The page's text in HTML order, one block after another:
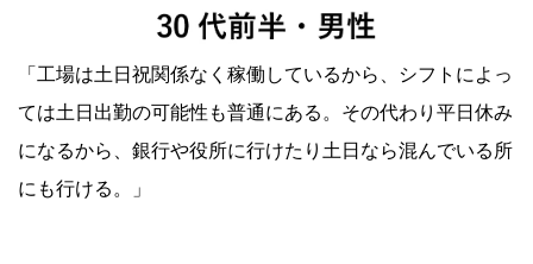
「工場は土日祝関係なく稼働しているから、シフトによっ
ては土日出勤の可能性も普通にある。その代わり平日休み
になるから、銀行や役所に行けたり土日なら混んでいる所
にも行ける。」